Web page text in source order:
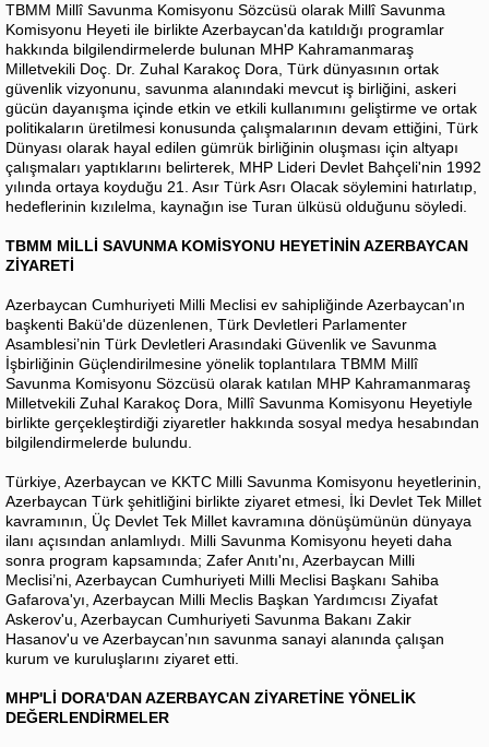
TBMM Millî Savunma Komisyonu Sözcüsü olarak Millî Savunma
Komisyonu Heyeti ile birlikte Azerbaycan'da katıldığı programlar
hakkında bilgilendirmelerde bulunan MHP Kahramanmaraş
Milletvekili Doç. Dr. Zuhal Karakoç Dora, Türk dünyasının ortak
güvenlik vizyonunu, savunma alanındaki mevcut iş birliğini, askeri
gücün dayanışma içinde etkin ve etkili kullanımını geliştirme ve ortak
politikaların üretilmesi konusunda çalışmalarının devam ettiğini, Türk
Dünyası olarak hayal edilen gümrük birliğinin oluşması için altyapı
çalışmaları yaptıklarını belirterek, MHP Lideri Devlet Bahçeli'nin 1992
yılında ortaya koyduğu 21. Asır Türk Asrı Olacak söylemini hatırlatıp,
hedeflerinin kızılelma, kaynağın ise Turan ülküsü olduğunu söyledi.
TBMM MİLLİ SAVUNMA KOMİSYONU HEYETİNİN AZERBAYCAN
ZİYARETİ
Azerbaycan Cumhuriyeti Milli Meclisi ev sahipliğinde Azerbaycan'ın
başkenti Bakü'de düzenlenen, Türk Devletleri Parlamenter
Asamblesi’nin Türk Devletleri Arasındaki Güvenlik ve Savunma
İşbirliğinin Güçlendirilmesine yönelik toplantılara TBMM Millî
Savunma Komisyonu Sözcüsü olarak katılan MHP Kahramanmaraş
Milletvekili Zuhal Karakoç Dora, Millî Savunma Komisyonu Heyetiyle
birlikte gerçekleştirdiği ziyaretler hakkında sosyal medya hesabından
bilgilendirmelerde bulundu.
Türkiye, Azerbaycan ve KKTC Milli Savunma Komisyonu heyetlerinin,
Azerbaycan Türk şehitliğini birlikte ziyaret etmesi, İki Devlet Tek Millet
kavramının, Üç Devlet Tek Millet kavramına dönüşümünün dünyaya
ilanı açısından anlamlıydı. Milli Savunma Komisyonu heyeti daha
sonra program kapsamında; Zafer Anıtı'nı, Azerbaycan Milli
Meclisi’ni, Azerbaycan Cumhuriyeti Milli Meclisi Başkanı Sahiba
Gafarova'yı, Azerbaycan Milli Meclis Başkan Yardımcısı Ziyafat
Askerov'u, Azerbaycan Cumhuriyeti Savunma Bakanı Zakir
Hasanov'u ve Azerbaycan’nın savunma sanayi alanında çalışan
kurum ve kuruluşlarını ziyaret etti.
MHP'Lİ DORA'DAN AZERBAYCAN ZİYARETİNE YÖNELİK
DEĞERLENDİRMELER